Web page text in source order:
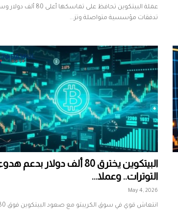
عملة البيتكوين تحافظ على تماسكها أعلى 80
تدفقات مؤسسية متواصلة وتز...
البيتكوين يخترق 80 ألف دولار بدعم
التوترات.. وعملا...
May 4, 2026